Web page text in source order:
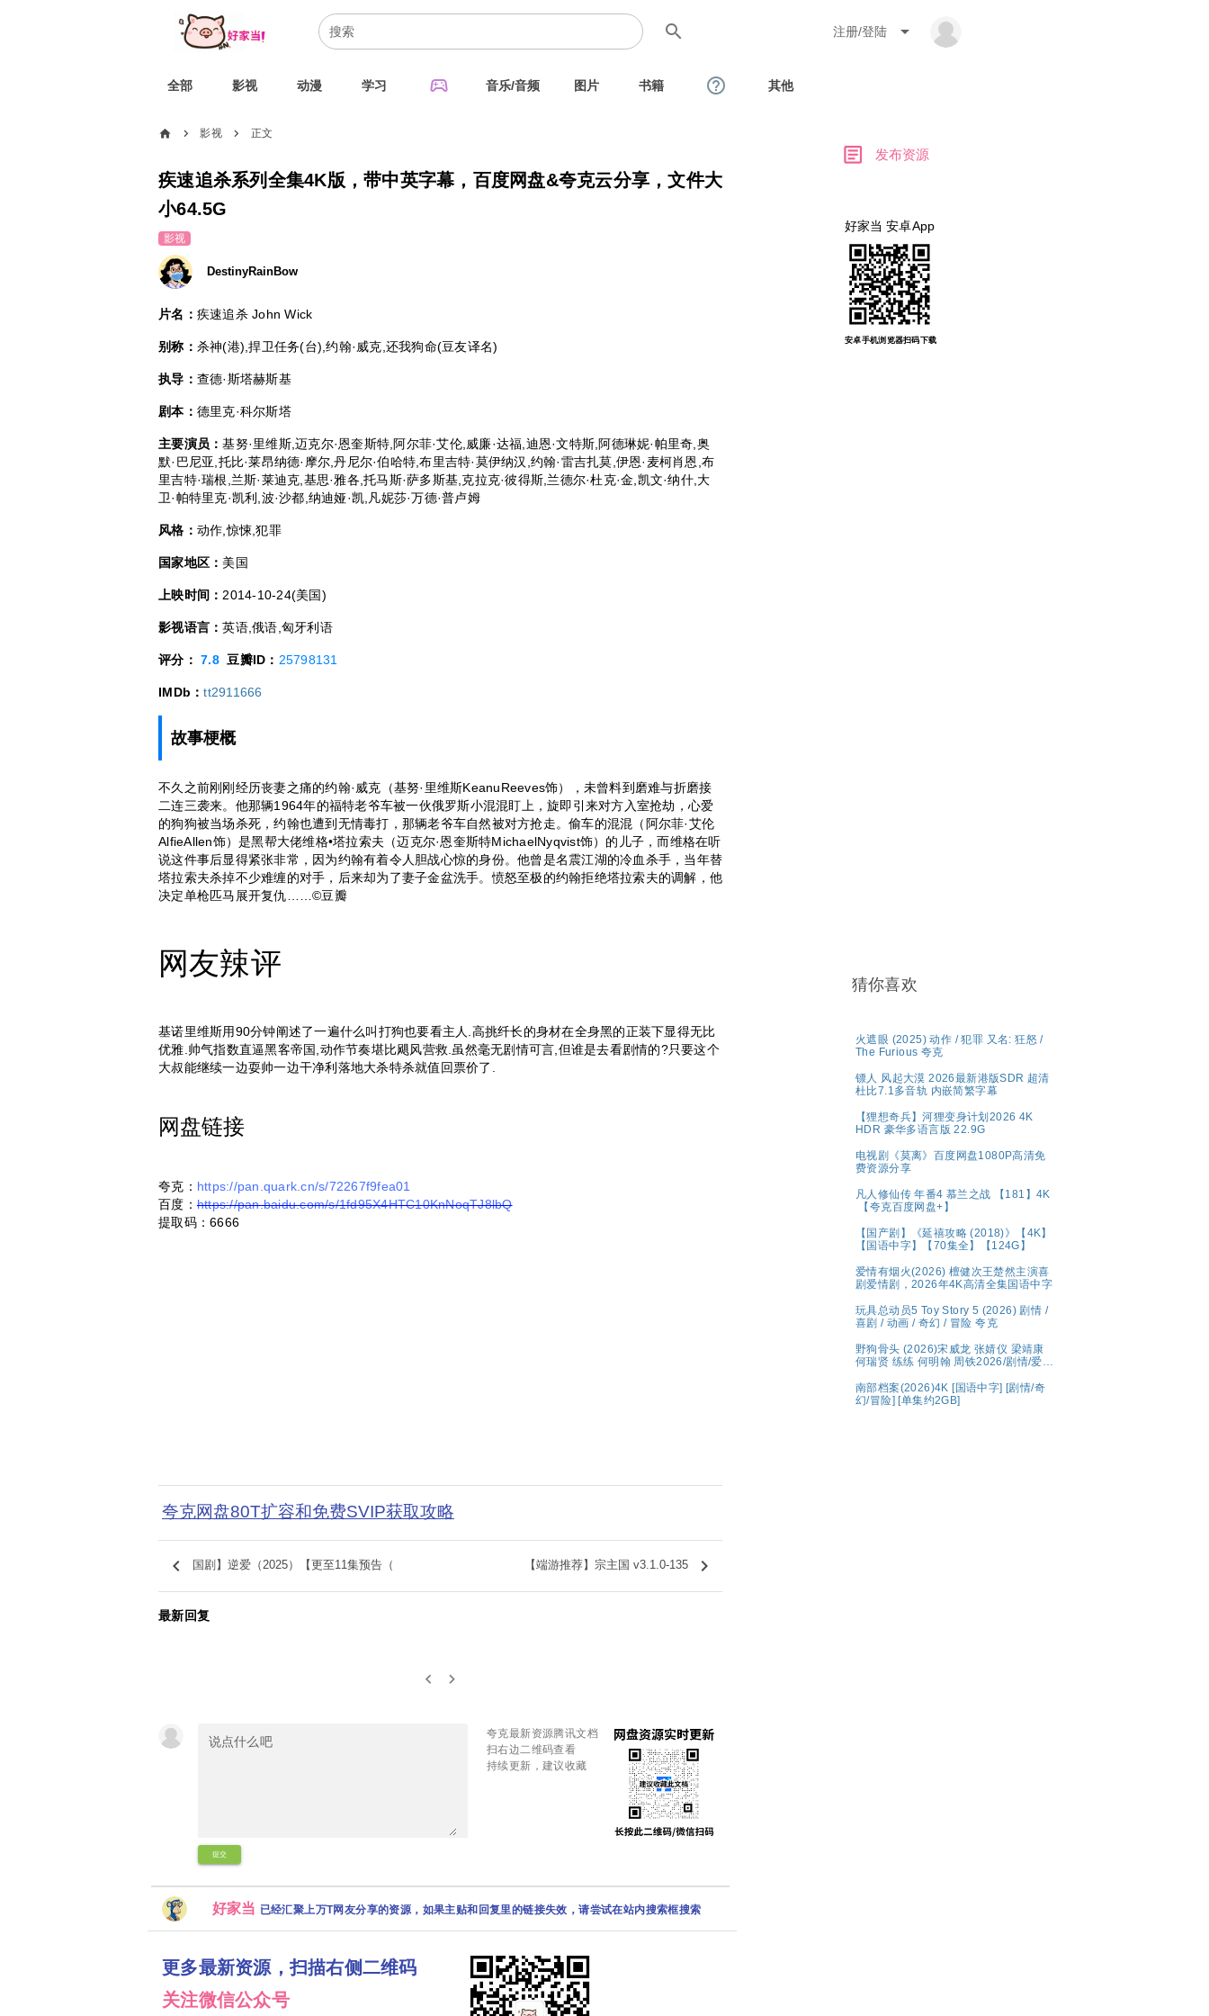
search 注册/登陆 arrow_drop_down
全部 影视 动漫 学习 sports_esports 音乐/音频 图片 书籍 help_outline 其他
home chevron_right 影视 chevron_right 正文
疾速追杀系列全集4K版，带中英字幕，百度网盘&夸克云分享，文件大
小64.5G
影视
DestinyRainBow
片名： 疾速追杀 John Wick
别称： 杀神(港),捍卫任务(台),约翰·威克,还我狗命(豆友译名)
执导： 查德·斯塔赫斯基
剧本： 德里克·科尔斯塔
主要演员：基努·里维斯,迈克尔·恩奎斯特,阿尔菲·艾伦,威廉·达福,迪恩·文特斯,阿德琳妮·帕里奇,奥
默·巴尼亚,托比·莱昂纳德·摩尔,丹尼尔·伯哈特,布里吉特·莫伊纳汉,约翰·雷吉扎莫,伊恩·麦柯肖恩,布
里吉特·瑞根,兰斯·莱迪克,基思·雅各,托马斯·萨多斯基,克拉克·彼得斯,兰德尔·杜克·金,凯文·纳什,大
卫·帕特里克·凯利,波·沙都,纳迪娅·凯,凡妮莎·万德·普卢姆
风格： 动作,惊悚,犯罪
国家地区： 美国
上映时间： 2014-10-24(美国)
影视语言：英语,俄语,匈牙利语
评分： 7.8 豆瓣ID： 25798131
IMDb：tt2911666
故事梗概
不久之前刚刚经历丧妻之痛的约翰·威克（基努·里维斯KeanuReeves饰），未曾料到磨难与折磨接
二连三袭来。他那辆1964年的福特老爷车被一伙俄罗斯小混混盯上，旋即引来对方入室抢劫，心爱
的狗狗被当场杀死，约翰也遭到无情毒打，那辆老爷车自然被对方抢走。偷车的混混（阿尔菲·艾伦
AlfieAllen饰）是黑帮大佬维格•塔拉索夫（迈克尔·恩奎斯特MichaelNyqvist饰）的儿子，而维格在听
说这件事后显得紧张非常，因为约翰有着令人胆战心惊的身份。他曾是名震江湖的冷血杀手，当年替
塔拉索夫杀掉不少难缠的对手，后来却为了妻子金盆洗手。愤怒至极的约翰拒绝塔拉索夫的调解，他
决定单枪匹马展开复仇……©豆瓣
网友辣评
基诺里维斯用90分钟阐述了一遍什么叫打狗也要看主人.高挑纤长的身材在全身黑的正装下显得无比
优雅.帅气指数直逼黑客帝国,动作节奏堪比飓风营救.虽然毫无剧情可言,但谁是去看剧情的?只要这个
大叔能继续一边耍帅一边干净利落地大杀特杀就值回票价了.
网盘链接
夸克： https://pan.quark.cn/s/72267f9fea01
百度：https://pan.baidu.com/s/1fd95X4HTC10KnNoqTJ8lbQ
提取码：6666
夸克网盘80T扩容和免费SVIP获取攻略
keyboard_arrow_left 国剧】逆爱（2025）【更至11集预告（ 【端游推荐】宗主国 v3.1.0-135 keyboard_arrow_right
最新回复
keyboard_arrow_left keyboard_arrow_right
提交
夸克最新资源腾讯文档
扫右边二维码查看
持续更新，建议收藏
好家当 已经汇聚上万T网友分享的资源，如果主贴和回复里的链接失效，请尝试在站内搜索框搜索
更多最新资源，扫描右侧二维码
关注微信公众号
article 发布资源
好家当 安卓App
安卓手机浏览器扫码下载
猜你喜欢
火遮眼 (2025) 动作 / 犯罪 又名: 狂怒 /
The Furious 夸克
镖人 风起大漠 2026最新港版SDR 超清
杜比7.1多音轨 内嵌简繁字幕
【狸想奇兵】河狸变身计划2026 4K
HDR 豪华多语言版 22.9G
电视剧《莫离》百度网盘1080P高清免
费资源分享
凡人修仙传 年番4 慕兰之战 【181】4K
【夸克百度网盘+】
【国产剧】《延禧攻略 (2018)》【4K】
【国语中字】【70集全】【124G】
爱情有烟火(2026) 檀健次王楚然主演喜
剧爱情剧，2026年4K高清全集国语中字
玩具总动员5 Toy Story 5 (2026) 剧情 /
喜剧 / 动画 / 奇幻 / 冒险 夸克
野狗骨头 (2026)宋威龙 张婧仪 梁靖康
何瑞贤 练练 何明翰 周铁2026/剧情/爱
南部档案(2026)4K [国语中字] [剧情/奇
幻/冒险] [单集约2GB]